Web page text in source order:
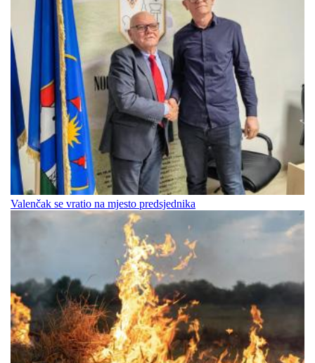
Valenčak se vratio na mjesto predsjednika